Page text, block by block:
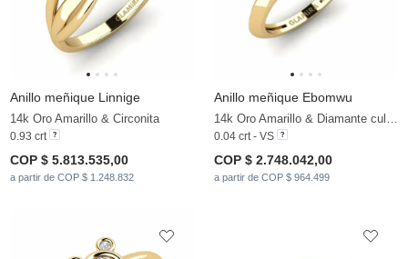
Anillo meñique Linnige
14k Oro Amarillo & Circonita
0.93 crt
COP $ 5.813.535,00
a partir de COP $ 1.248.832
Anillo meñique Ebomwu
0.04 crt - VS
COP $ 2.748.042,00
a partir de COP $ 964.499